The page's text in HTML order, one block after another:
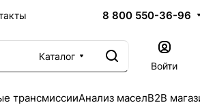
8 800 550-36-96
Каталог
Войти
трансмиссииАнализ маселB2B